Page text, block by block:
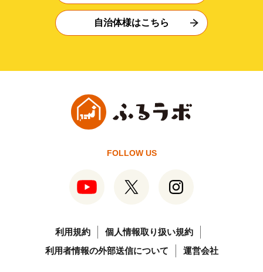
自治体様はこちら
FOLLOW US
利用規約
個人情報取り扱い規約
利用者情報の外部送信について
運営会社